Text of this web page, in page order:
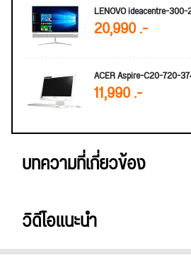
LENOVO ideacentre-
20,990 .-
ACER Aspire-C20-720-
11,990 .-
บทความที่เกี่ยวข้อง
วิดีโอแนะนำ